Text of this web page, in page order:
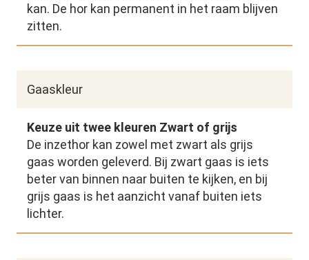
kan. De hor kan permanent in het raam blijven
zitten.
Gaaskleur
Keuze uit twee kleuren Zwart of grijs
De inzethor kan zowel met zwart als grijs
gaas worden geleverd. Bij zwart gaas is iets
beter van binnen naar buiten te kijken, en bij
grijs gaas is het aanzicht vanaf buiten iets
lichter.